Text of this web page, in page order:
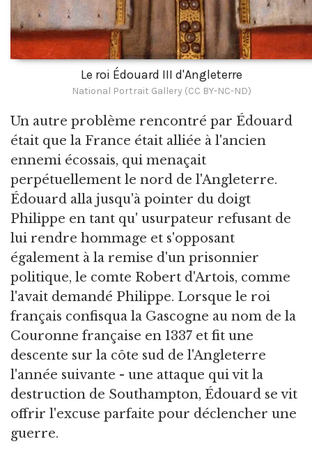
Le roi Édouard III d'Angleterre
National Portrait Gallery (CC BY-NC-ND)
Un autre problème rencontré par Édouard
était que la France était alliée à l'ancien
ennemi écossais, qui menaçait
perpétuellement le nord de l'Angleterre.
Édouard alla jusqu'à pointer du doigt
Philippe en tant qu' usurpateur refusant de
lui rendre hommage et s'opposant
également à la remise d'un prisonnier
politique, le comte Robert d'Artois, comme
l'avait demandé Philippe. Lorsque le roi
français confisqua la Gascogne au nom de la
Couronne française en 1337 et fit une
descente sur la côte sud de l'Angleterre
l'année suivante - une attaque qui vit la
destruction de Southampton, Édouard se vit
offrir l'excuse parfaite pour déclencher une
guerre.